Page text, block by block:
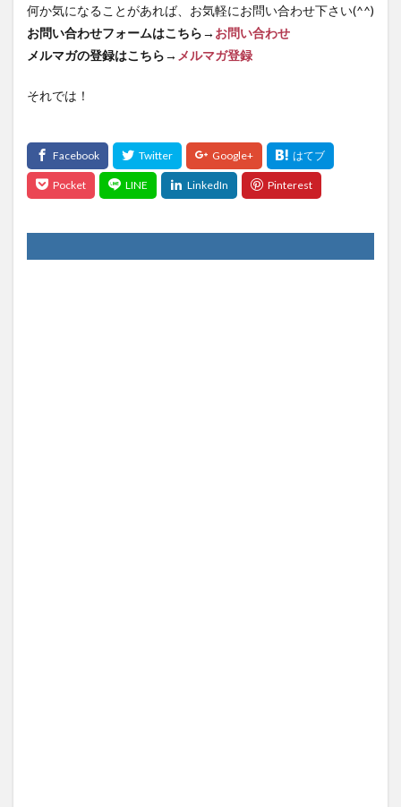
何か気になることがあれば、お気軽にお問い合わせ下さい(^^)
お問い合わせフォームはこちら→ お問い合わせ
メルマガの登録はこちら→ メルマガ登録
それでは！